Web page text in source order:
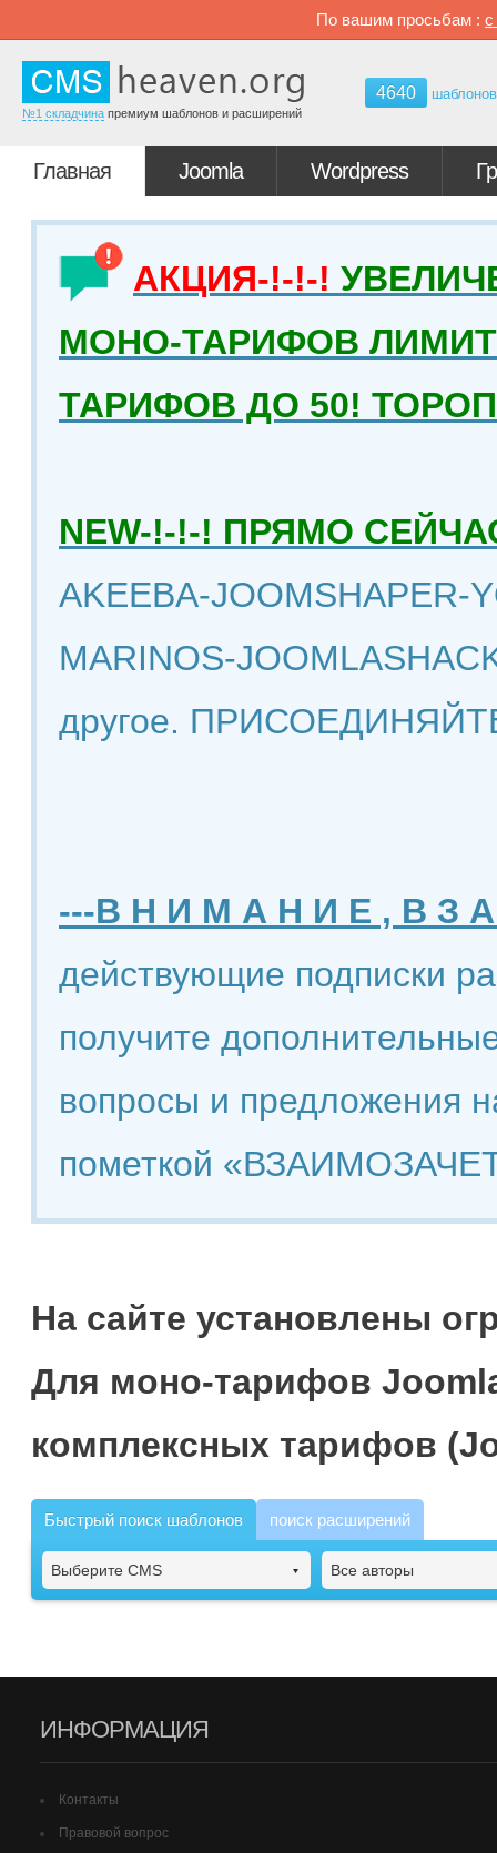
По вашим просьбам : с
№1 складчина премиум шаблонов и расширений
4640 шаблонов
Главная Joomla Wordpress
АКЦИЯ-!-!-!
МОНО-ТАРИФОВ
ТАРИФОВ ДО 50!
NEW-!-!-! ПРЯМО
AKEEBA-JOOMSHAPER-
MARINOS-
другое.
---В Н И М А Н И Е , В З
действующие подписки
получите
вопросы и предложения
пометкой
На сайте установлены
Для моно-тарифов
комплексных тарифов
Быстрый поиск шаблонов поиск расширений
Выберите CMS Все авторы
ИНФОРМАЦИЯ
Контакты
Правовой вопрос